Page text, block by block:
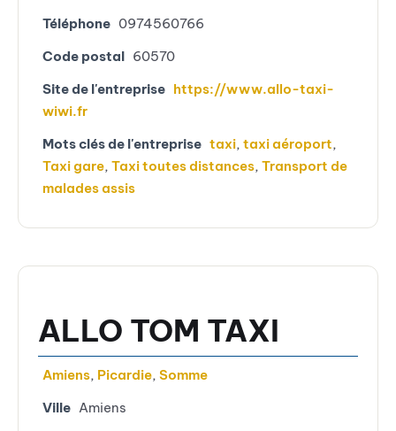
Téléphone 0974560766
Code postal 60570
Site de l'entreprise https://www.allo-taxi-
wiwi.fr
Mots clés de l'entreprise taxi, taxi aéroport,
Taxi gare, Taxi toutes distances, Transport de
malades assis
ALLO TOM TAXI
Amiens, Picardie, Somme
Ville Amiens